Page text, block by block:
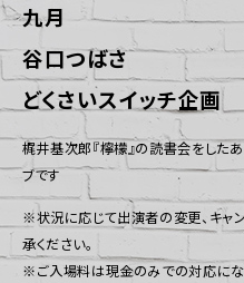
九月
谷口つばさ
どくさいスイッチ企画
梶井基次郎『檸檬』の読書会をした
ブです
※状況に応じて出演者の変更、キャ
承ください。
※ご入場料は現金のみでの対応にな